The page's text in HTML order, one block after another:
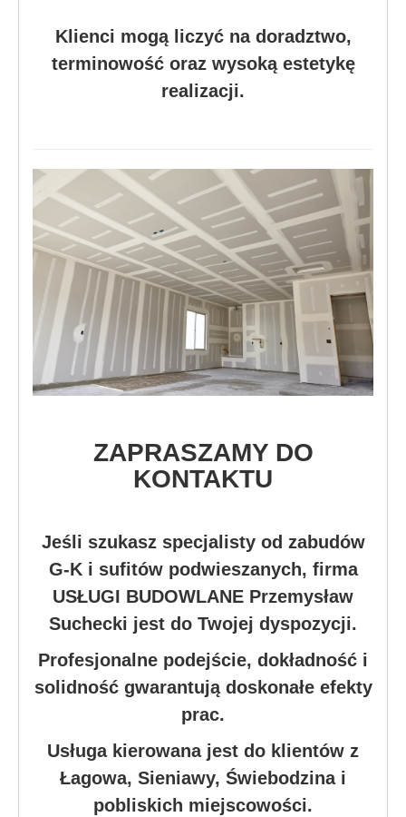
Klienci mogą liczyć na doradztwo,
terminowość oraz wysoką estetykę
realizacji.
ZAPRASZAMY DO
KONTAKTU
Jeśli szukasz specjalisty od zabudów
G-K i sufitów podwieszanych, firma
USŁUGI BUDOWLANE Przemysław
Suchecki jest do Twojej dyspozycji.
Profesjonalne podejście, dokładność i
solidność gwarantują doskonałe efekty
prac.
Usługa kierowana jest do klientów z
Łagowa, Sieniawy, Świebodzina i
pobliskich miejscowości.